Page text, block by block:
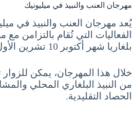
مهرجان العنب والنبيذ في ميليونيك
يُعد مهرجان العنب والنبيذ في
الفعاليات التي تُقام بالتزامن
بلغاريا شهر أكتوبر 10 تشرين الأول October
خلال هذا المهرجان، يمكن
من النبيذ البلغاري المحلي
الحصاد التقليدية.